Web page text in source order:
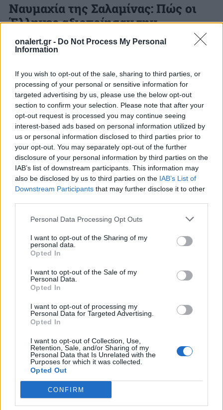
onalert.gr - Do Not Process My Personal
Information
If you wish to opt-out of the sale, sharing to third parties, or
processing of your personal or sensitive information for
targeted advertising by us, please use the below opt-out
section to confirm your selection. Please note that after your
opt-out request is processed you may continue seeing
interest-based ads based on personal information utilized by
us or personal information disclosed to third parties prior to
your opt-out. You may separately opt-out of the further
disclosure of your personal information by third parties on the
IAB’s list of downstream participants. This information may
also be disclosed by us to third parties on the IAB’s List of
Downstream Participants that may further disclose it to other
Personal Data Processing Opt Outs
I want to opt-out of the Sharing of my
personal data.
Opted In
I want to opt-out of the Sale of my
Personal Data.
Opted In
I want to opt-out of processing my
Personal Data for Targeted Advertising.
Opted In
I want to opt-out of Collection, Use,
Retention, Sale, and/or Sharing of my
Personal Data that Is Unrelated with the
Purposes for which it was collected.
Opted Out
CONFIRM
Ναυμαχία της Σαλαμίνας: Πώς οι
Έλληνες αξιοποίησαν την
μετεωρολογία για να νικήσουν
τους Πέρσες
Οι Έλληνες είχαν γνώση της τοπικής
κλιματολογίας και προσάρμοσαν ανάλογα το
στρατηγικό σχέδιό τους.
21 ΣΕΠ. 2020, 11:06
ΔΙΑΦΗΜΙΣΗ
ΕΝΟΠΛΕΣ ΔΥΝΑΜΕΙΣ
ΕΞΟΠΛΙΣΜΟΙ